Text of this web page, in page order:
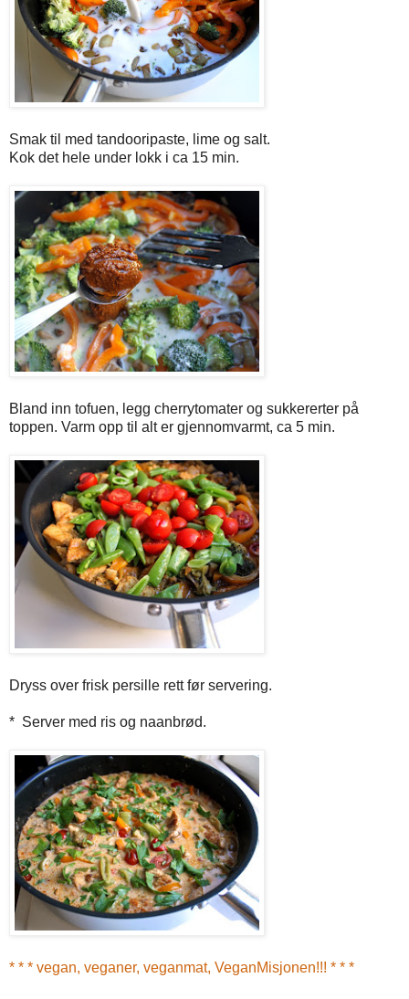
Smak til med tandooripaste, lime og salt.
Kok det hele under lokk i ca 15 min.
Bland inn tofuen, legg cherrytomater og sukkererter på
toppen. Varm opp til alt er gjennomvarmt, ca 5 min.
Dryss over frisk persille rett før servering.
* Server med ris og naanbrød.
* * * vegan, veganer, veganmat, VeganMisjonen!!! * * *